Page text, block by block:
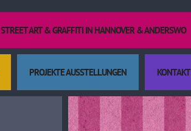
STREET ART & GRAFFITI IN HANNOVER & ANDERSWO
PROJEKTE AUSSTELLUNGEN KONTAKT